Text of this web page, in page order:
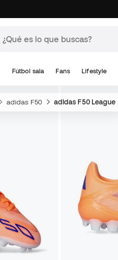
Fútbol sala Fans Lifestyle
adidas F50 adidas F50 League